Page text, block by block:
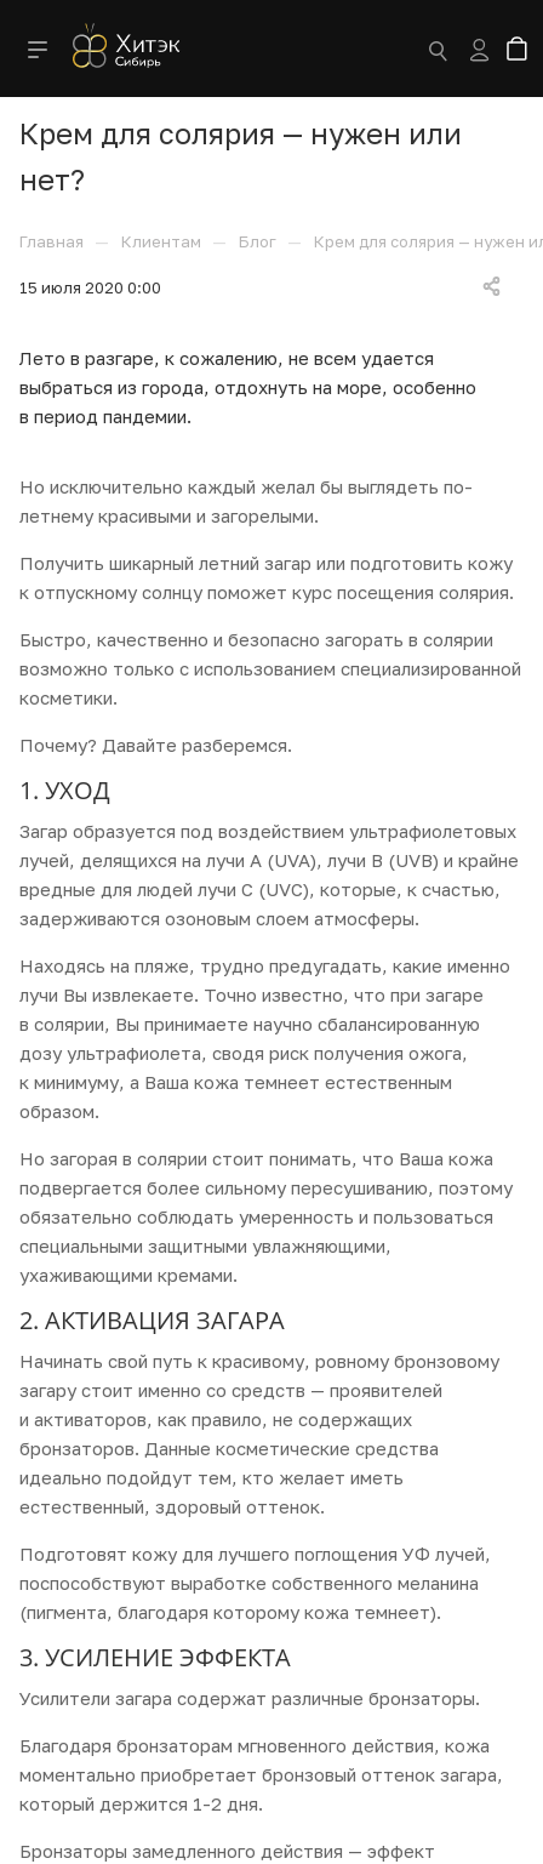
Крем для солярия — нужен или
нет?
Главная — Клиентам — Блог — Крем для солярия — нужен
15 июля 2020 0:00
Лето в разгаре, к сожалению, не всем удается
выбраться из города, отдохнуть на море, особенно
в период пандемии.
Но исключительно каждый желал бы выглядеть по-
летнему красивыми и загорелыми.
Получить шикарный летний загар или подготовить кожу
к отпускному солнцу поможет курс посещения солярия.
Быстро, качественно и безопасно загорать в солярии
возможно только с использованием специализированной
косметики.
Почему? Давайте разберемся.
1. УХОД
Загар образуется под воздействием ультрафиолетовых
лучей, делящихся на лучи А (UVA), лучи В (UVB) и крайне
вредные для людей лучи С (UVC), которые, к счастью,
задерживаются озоновым слоем атмосферы.
Находясь на пляже, трудно предугадать, какие именно
лучи Вы извлекаете. Точно известно, что при загаре
в солярии, Вы принимаете научно сбалансированную
дозу ультрафиолета, сводя риск получения ожога,
к минимуму, а Ваша кожа темнеет естественным
образом.
Но загорая в солярии стоит понимать, что Ваша кожа
подвергается более сильному пересушиванию, поэтому
обязательно соблюдать умеренность и пользоваться
специальными защитными увлажняющими,
ухаживающими кремами.
2. АКТИВАЦИЯ ЗАГАРА
Начинать свой путь к красивому, ровному бронзовому
загару стоит именно со средств — проявителей
и активаторов, как правило, не содержащих
бронзаторов. Данные коcметические средства
идеально подойдут тем, кто желает иметь
естественный, здоровый оттенок.
Подготовят кожу для лучшего поглощения УФ лучей,
поспособствуют выработке собственного меланина
(пигмента, благодаря которому кожа темнеет).
3. УСИЛЕНИЕ ЭФФЕКТА
Усилители загара содержат различные бронзаторы.
Благодаря бронзаторам мгновенного действия, кожа
моментально приобретает бронзовый оттенок загара,
который держится 1-2 дня.
Бронзаторы замедленного действия — эффект